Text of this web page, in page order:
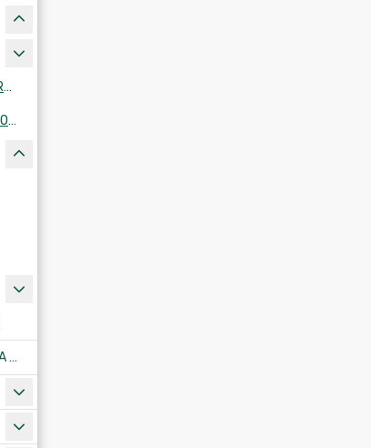
WYBORY UZUPEŁNIAJĄCE DO RADY MIEJSKIEJ W KRAJENCE
WYBORY DO PARLAMENTU EUROPEJSKIEGO
FORMULARZE UPROSZCZONA OFERTA WYKONANIA ZADANIA PUBLICZNEGO